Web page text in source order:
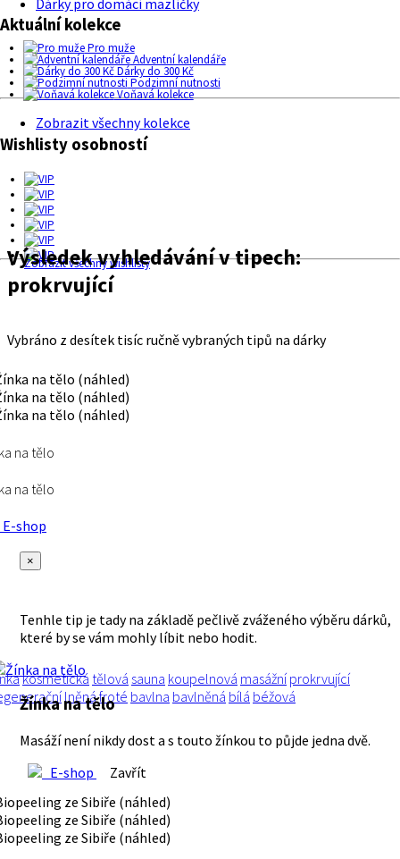
Aktuální kolekce
Pro muže
Adventní kalendáře
Dárky do 300 Kč
Podzimní nutnosti
Voňavá kolekce
Zobrazit všechny kolekce
Wishlisty osobností
Zobrazit všechny wishlisty
Výsledek vyhledávání v tipech:
prokrvující
Vybráno z desítek tisíc ručně vybraných tipů na dárky
na tělo
na tělo
shop
×
Tenhle tip je tady na základě pečlivě zváženého výběru dárků,
které by se vám mohly líbit nebo hodit.
kosmetická tělová sauna koupelnová masážní prokrvující
lněnáfroté bavlna bavlněná bílá béžová
Žínka na tělo
Masáží není nikdy dost a s touto žínkou to půjde jedna dvě.
E-shop
Zavřít